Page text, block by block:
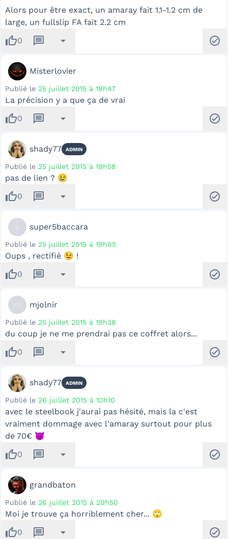
Alors pour être exact, un amaray fait 1.1-1.2 cm de
large, un fullslip FA fait 2.2 cm
thumb_up0 message arrow_drop_down check_circle
Misterlovier
Publié le 25 juillet 2015 à 18h47
La précision y a que ça de vrai
thumb_up0 message arrow_drop_down check_circle
shady77 ADMIN
Publié le 25 juillet 2015 à 18h58
pas de lien ? 😢
thumb_up0 message arrow_drop_down check_circle
super5baccara
Publié le 25 juillet 2015 à 19h05
Oups , rectifié 😉 !
thumb_up0 message arrow_drop_down check_circle
mjolnir
Publié le 25 juillet 2015 à 19h38
du coup je ne me prendrai pas ce coffret alors...
thumb_up0 message arrow_drop_down check_circle
shady77 ADMIN
Publié le 26 juillet 2015 à 10h10
avec le steelbook j'aurai pas hésité, mais la c'est
vraiment dommage avec l'amaray surtout pour plus
de 70€ 😈
thumb_up0 message arrow_drop_down check_circle
grandbaton
Publié le 26 juillet 2015 à 20h50
Moi je trouve ça horriblement cher... 🙄
thumb_up0 message arrow_drop_down check_circle